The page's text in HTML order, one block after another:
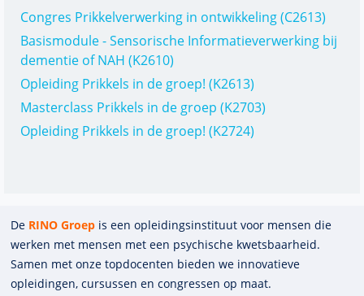
Congres Prikkelverwerking in ontwikkeling (C2613)
Basismodule - Sensorische Informatieverwerking bij
dementie of NAH (K2610)
Opleiding Prikkels in de groep! (K2613)
Masterclass Prikkels in de groep (K2703)
Opleiding Prikkels in de groep! (K2724)
De RINO Groep is een opleidings­insti­tuut voor mensen die
werken met mensen met een psychische kwets­baar­heid.
Samen met onze top­docenten bieden we innova­tieve
opleidingen, cursussen en congres­sen op maat.